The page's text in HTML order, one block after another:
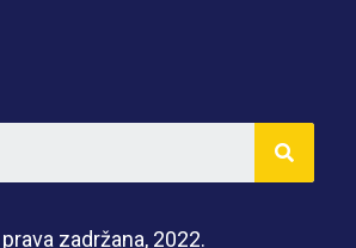
zadržana, 2022.